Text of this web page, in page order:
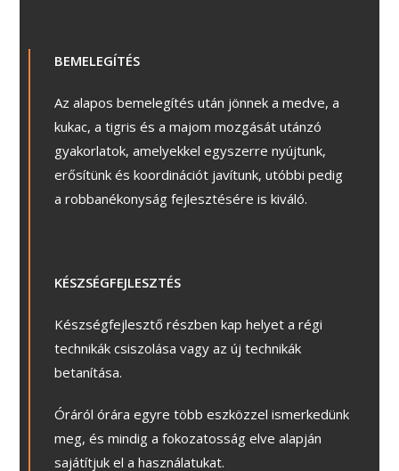
BEMELEGÍTÉS
Az alapos bemelegítés után jönnek a medve, a
kukac, a tigris és a majom mozgását utánzó
gyakorlatok, amelyekkel egyszerre nyújtunk,
erősítünk és koordinációt javítunk, utóbbi pedig
a robbanékonyság fejlesztésére is kiváló.
KÉSZSÉGFEJLESZTÉS
Készségfejlesztő részben kap helyet a régi
technikák csiszolása vagy az új technikák
betanítása.
Óráról órára egyre több eszközzel ismerkedünk
meg, és mindig a fokozatosság elve alapján
sajátítjuk el a használatukat.